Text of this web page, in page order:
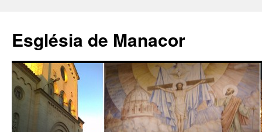
contenido
Església de Manacor